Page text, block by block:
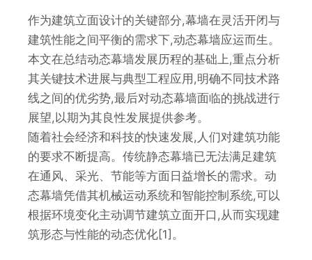
作为建筑立面设计的关键部分,幕墙在灵活开闭与
建筑性能之间平衡的需求下,动态幕墙应运而生。
本文在总结动态幕墙发展历程的基础上,重点分析
其关键技术进展与典型工程应用,明确不同技术路
线之间的优劣势,最后对动态幕墙面临的挑战进行
展望,以期为其良性发展提供参考。
随着社会经济和科技的快速发展,人们对建筑功能
的要求不断提高。传统静态幕墙已无法满足建筑
在通风、采光、节能等方面日益增长的需求。动
态幕墙凭借其机械运动系统和智能控制系统,可以
根据环境变化主动调节建筑立面开口,从而实现建
筑形态与性能的动态优化[1]。